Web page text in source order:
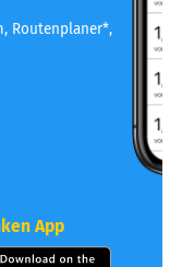
Routenplaner*,
App